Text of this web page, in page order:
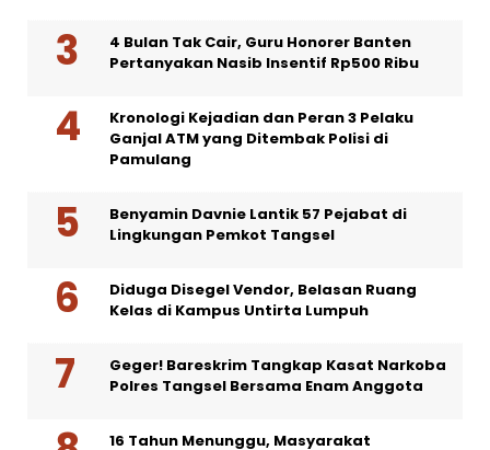
4 Bulan Tak Cair, Guru Honorer Banten
Pertanyakan Nasib Insentif Rp500 Ribu
Kronologi Kejadian dan Peran 3 Pelaku
Ganjal ATM yang Ditembak Polisi di
Pamulang
Benyamin Davnie Lantik 57 Pejabat di
Lingkungan Pemkot Tangsel
Diduga Disegel Vendor, Belasan Ruang
Kelas di Kampus Untirta Lumpuh
Geger! Bareskrim Tangkap Kasat Narkoba
Polres Tangsel Bersama Enam Anggota
16 Tahun Menunggu, Masyarakat